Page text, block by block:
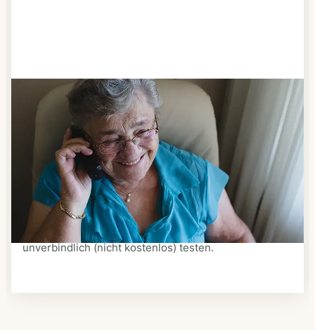
Schritt 3
Bestellen & liefern lassen
Suchen Sie sich aus dem Speiseplan Ihres Anbieters
aus, was Ihnen schmeckt. Bestellen Sie telefonisch,
schriftlich oder im Online-Shop Ihres Anbieters.
Ein Kurier liefert Ihnen das bestellte Essen zum
vereinbarten Zeitpunkt nach Hause. Bei vielen
Anbietern können Sie Essen auf Rädern auch
unverbindlich (nicht kostenlos) testen.